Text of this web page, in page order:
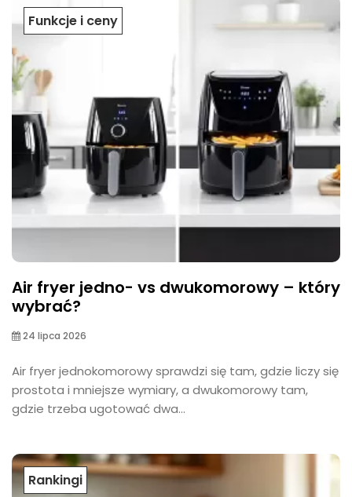
Funkcje i ceny
Air fryer jedno- vs dwukomorowy – który
wybrać?
24 lipca 2026
Air fryer jednokomorowy sprawdzi się tam, gdzie liczy się
prostota i mniejsze wymiary, a dwukomorowy tam,
gdzie trzeba ugotować dwa...
Rankingi